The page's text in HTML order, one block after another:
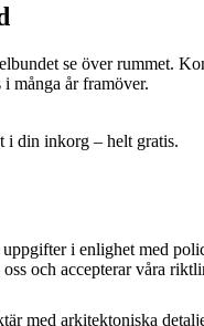
se över rummet.
många år framöver.
i din inkorg – helt gratis.
i enlighet med
och accepterar våra
med arkitektoniska